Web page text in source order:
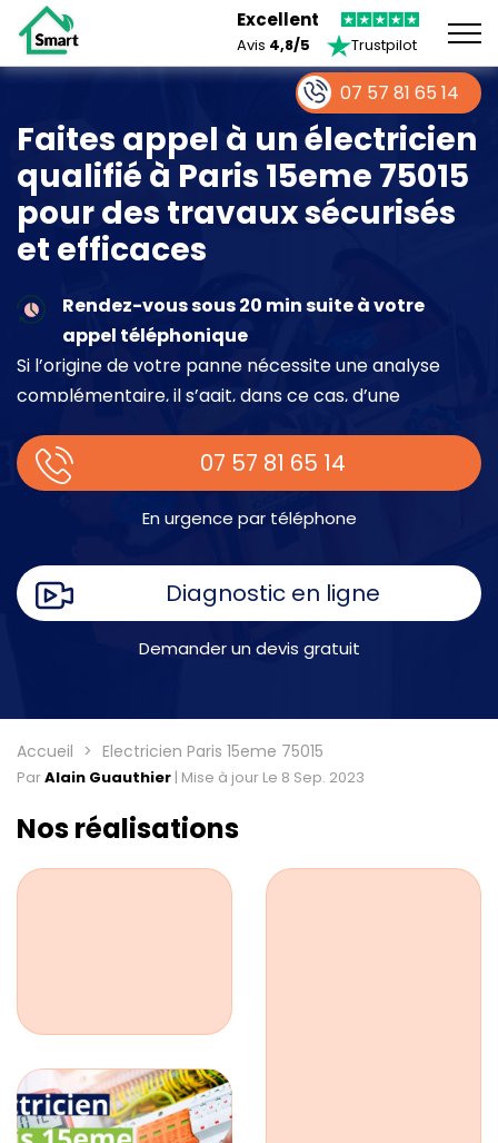
Excellent
Avis 4,8/5 Trustpilot
Faites appel à un électricien
qualifié à Paris 15eme 75015
pour des travaux sécurisés
et efficaces
Rendez-vous sous 20 min suite à votre
appel téléphonique
Si l’origine de votre panne nécessite une analyse
complémentaire, il s’agit, dans ce cas, d’une
place.
07 57 81 65 14
En urgence par téléphone
Diagnostic en ligne
Demander un devis gratuit
Accueil Electricien Paris 15eme 75015
ParAlain Guauthier | Mise à jour Le 8 Sep. 2023
Nos réalisations
07 57 81 65 14